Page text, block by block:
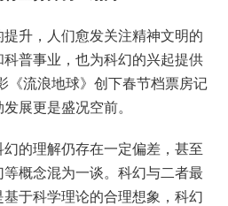
升，人们愈发关注精神文明的
普事业，也为科幻的兴起提供
《流浪地球》创下春节档票房记
展更是盛况空前。
的理解仍存在一定偏差，甚至
概念混为一谈。科幻与二者最
于科学理论的合理想象，科幻